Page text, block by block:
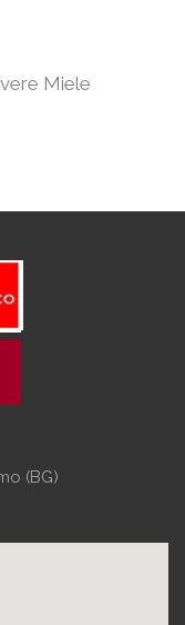
Miele
(BG)